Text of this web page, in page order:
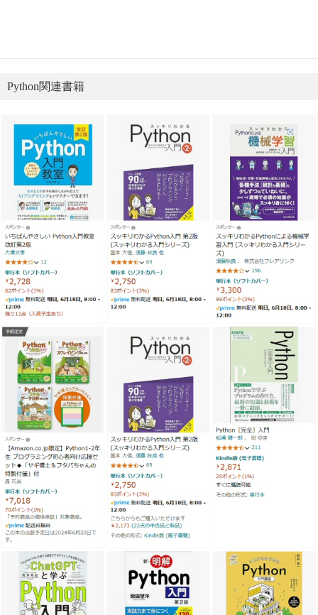
Python関連書籍